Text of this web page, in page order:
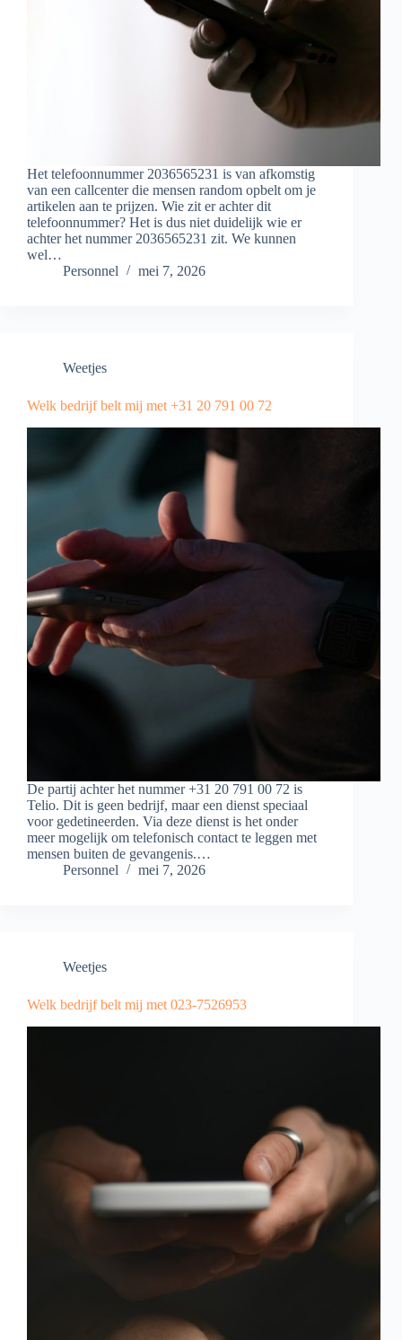
Het telefoonnummer 2036565231 is van afkomstig
van een callcenter die mensen random opbelt om je
artikelen aan te prijzen. Wie zit er achter dit
telefoonnummer? Het is dus niet duidelijk wie er
achter het nummer 2036565231 zit. We kunnen
wel…
Personnel
mei 7, 2026
Weetjes
Welk bedrijf belt mij met +31 20 791 00 72
De partij achter het nummer +31 20 791 00 72 is
Telio. Dit is geen bedrijf, maar een dienst speciaal
voor gedetineerden. Via deze dienst is het onder
meer mogelijk om telefonisch contact te leggen met
mensen buiten de gevangenis.…
Personnel
mei 7, 2026
Weetjes
Welk bedrijf belt mij met 023-7526953